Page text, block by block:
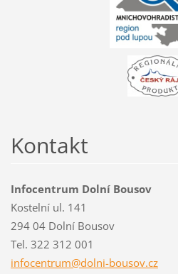
Kontakt
Infocentrum Dolní Bousov
Kostelní ul. 141
294 04 Dolní Bousov
Tel. 322 312 001
infocentrum@dolni-bousov.cz